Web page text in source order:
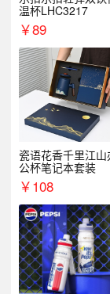
温杯LHC3217
￥89
瓷语花香千里江山
公杯笔记本套装
￥108